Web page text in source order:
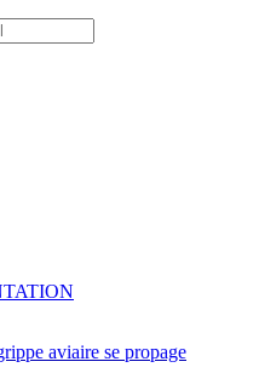
aviaire se propage